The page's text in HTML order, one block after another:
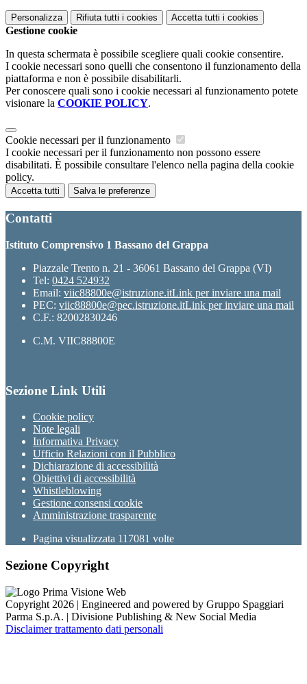
Personalizza Rifiuta tutti i cookies Accetta tutti i cookies
Gestione cookie
In questa schermata è possibile scegliere quali cookie consentire.
I cookie necessari sono quelli che consentono il funzionamento della
piattaforma e non è possibile disabilitarli.
Per conoscere quali sono i cookie necessari al funzionamento potete
visionare la COOKIE POLICY.
Cookie necessari per il funzionamento
I cookie necessari per il funzionamento non possono essere
disabilitati. È possibile consultare l'elenco nella pagina della cookie
policy.
Accetta tutti Salva le preferenze
Contatti
Istituto Comprensivo 1 Bassano del Grappa
Piazzale Trento n. 21 - 36061 Bassano del Grappa (VI)
Tel: 0424 524932
Email: viic88800e@istruzione.itLink per inviare una mail
PEC: viic88800e@pec.istruzione.itLink per inviare una mail
C.F.: 82002830246
C.M. VIIC88800E
Sezione Link Utili
Cookie policy
Note legali
Informativa Privacy
Ufficio Relazioni con il Pubblico
Dichiarazione di accessibilità
Obiettivi di accessibilità
Whistleblowing
Gestione consensi cookie
Amministrazione trasparente
Pagina visualizzata 117081 volte
Sezione Copyright
Copyright 2026 | Engineered and powered by Gruppo Spaggiari
Parma S.p.A. | Divisione Publishing & New Social Media
Disclaimer trattamento dati personali